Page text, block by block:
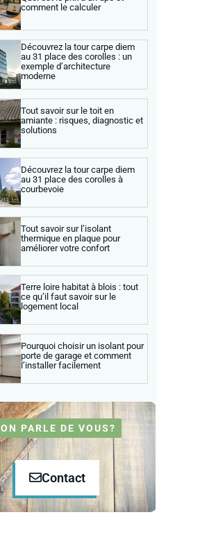
comment le calculer
Découvrez la tour carpe diem
au 31 place des corolles : un
exemple d’architecture
moderne
Tout savoir sur le toit en
amiante : risques, diagnostic et
solutions
Découvrez la tour carpe diem
au 31 place des corolles à
courbevoie
Tout savoir sur l’isolant
thermique en plaque pour
améliorer votre confort
Terre loire habitat à blois : tout
ce qu’il faut savoir sur le
logement local
Pourquoi choisir un isolant pour
porte de garage et comment
l’installer facilement
ON PARLE DE VOUS?
Contact